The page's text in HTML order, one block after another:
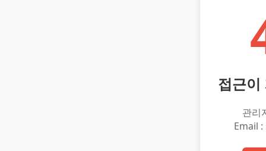
접근이
관리
Email